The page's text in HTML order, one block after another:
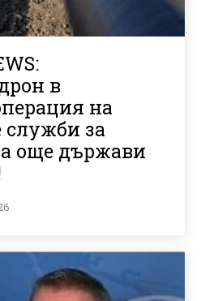
в
на
служби за
още държави